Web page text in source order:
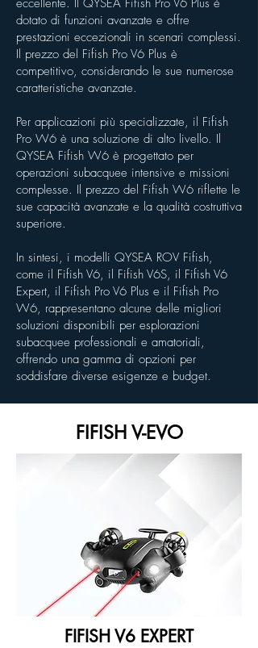
eccellente. Il QYSEA Fifish Pro V6 Plus è
dotato di funzioni avanzate e offre
prestazioni eccezionali in scenari complessi.
Il prezzo del Fifish Pro V6 Plus è
competitivo, considerando le sue numerose
caratteristiche avanzate.
Per applicazioni più specializzate, il Fifish
Pro W6 è una soluzione di alto livello. Il
QYSEA Fifish W6 è progettato per
operazioni subacquee intensive e missioni
complesse. Il prezzo del Fifish W6 riflette le
sue capacità avanzate e la qualità costruttiva
superiore.
In sintesi, i modelli QYSEA ROV Fifish,
come il Fifish V6, il Fifish V6S, il Fifish V6
Expert, il Fifish Pro V6 Plus e il Fifish Pro
W6, rappresentano alcune delle migliori
soluzioni disponibili per esplorazioni
subacquee professionali e amatoriali,
offrendo una gamma di opzioni per
soddisfare diverse esigenze e budget.
FIFISH V-EVO
FIFISH V6 EXPERT